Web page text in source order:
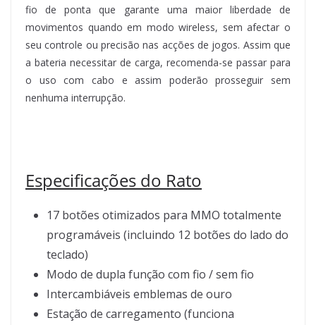
fio de ponta que garante uma maior liberdade de
movimentos quando em modo wireless, sem afectar o
seu controle ou precisão nas acções de jogos. Assim que
a bateria necessitar de carga, recomenda-se passar para
o uso com cabo e assim poderão prosseguir sem
nenhuma interrupção.
Especificações do Rato
17 botões otimizados para MMO totalmente
programáveis (incluindo 12 botões do lado do
teclado)
Modo de dupla função com fio / sem fio
Intercambiáveis emblemas de ouro
Estação de carregamento (funciona